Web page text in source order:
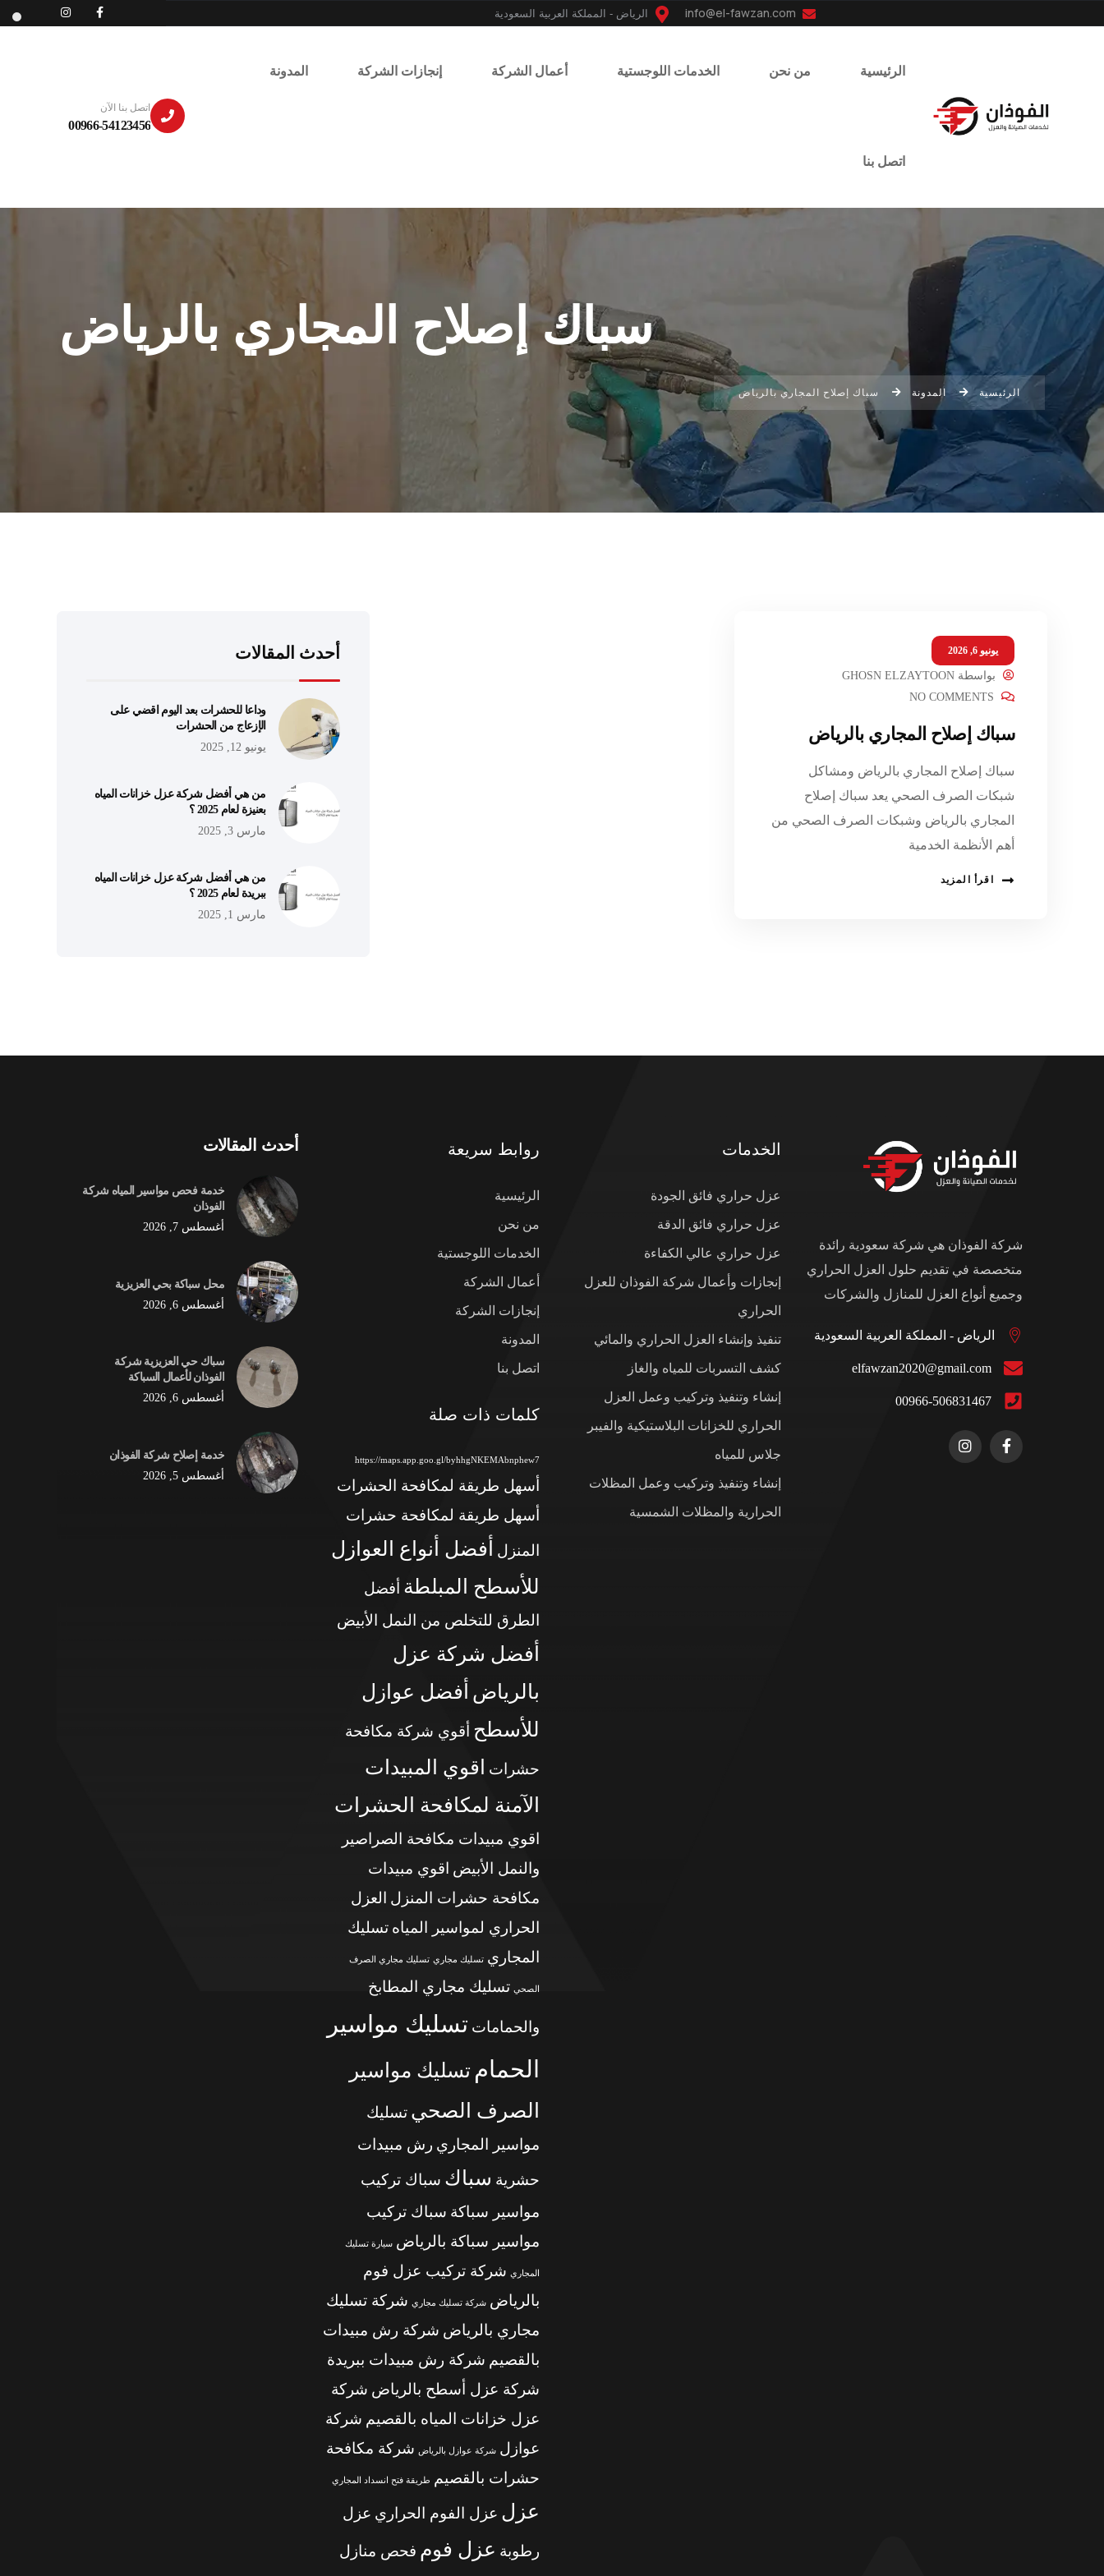
الرياض - المملكة العربية السعودية
الرئيسية من نحن الخدمات اللوجستية أعمال الشركة إنجازات الشركة المدونة
اتصل بنا
اتصل بنا الآن
00966-54123456
سباك إصلاح المجاري بالرياض
الرئيسية المدونة سباك إصلاح المجاري بالرياض
يونيو 6, 2026
بواسطة GHOSN ELZAYTOON
NO COMMENTS
سباك إصلاح المجاري بالرياض
سباك إصلاح المجاري بالرياض ومشاكل
شبكات الصرف الصحي يعد سباك إصلاح
المجاري بالرياض وشبكات الصرف الصحي من
أهم الأنظمة الخدمية
اقرأ المزيد
أحدث المقالات
وداعا للحشرات بعد اليوم اقضي على
الإزعاج من الحشرات
يونيو 12, 2025
من هي أفضل شركة عزل خزانات المياه
بعنيزة لعام 2025 ؟
مارس 3, 2025
من هي أفضل شركة عزل خزانات المياه
ببريدة لعام 2025 ؟
مارس 1, 2025
شركة الفوذان هي شركة سعودية رائدة
متخصصة في تقديم حلول العزل الحراري
وجميع أنواع العزل للمنازل والشركات
الرياض - المملكة العربية السعودية
elfawzan2020@gmail.com
00966-506831467
الخدمات
عزل حراري فائق الجودة
عزل حراري فائق الدقة
عزل حراري عالي الكفاءة
إنجازات وأعمال شركة الفوذان للعزل
الحراري
تنفيذ وإنشاء العزل الحراري والمائي
كشف التسربات للمياه والغاز
إنشاء وتنفيذ وتركيب وعمل العزل
الحراري للخزانات البلاستيكية والفيبر
جلاس للمياه
إنشاء وتنفيذ وتركيب وعمل المظلات
الحرارية والمظلات الشمسية
روابط سريعة
الرئيسية
من نحن
الخدمات اللوجستية
أعمال الشركة
إنجازات الشركة
المدونة
اتصل بنا
كلمات ذات صلة
https://maps.app.goo.gl/byhhgNKEMAbnphew7
أسهل طريقة لمكافحة الحشرات
أسهل طريقة لمكافحة حشرات
المنزل
أفضل أنواع العوازل
للأسطح المبلطة أفضل
الطرق للتخلص من النمل الأبيض
أفضل شركة عزل
بالرياض أفضل عوازل
للأسطح أقوي شركة مكافحة
حشرات
اقوي المبيدات
الآمنة لمكافحة الحشرات
اقوي مبيدات مكافحة الصراصير
والنمل الأبيض اقوي مبيدات
مكافحة حشرات المنزل العزل
الحراري لمواسير المياه تسليك
المجاري تسليك مجاري تسليك مجاري الصرف
الصحي تسليك مجاري المطابخ
والحمامات تسليك مواسير
الحمام تسليك مواسير
الصرف الصحي تسليك
مواسير المجاري رش مبيدات
حشرية سباك سباك تركيب
مواسير سباكة سباك تركيب
مواسير سباكة بالرياض سيارة تسليك
المجاري شركة تركيب عزل فوم
بالرياض شركة تسليك مجاري شركة تسليك
مجاري بالرياض شركة رش مبيدات
بالقصيم شركة رش مبيدات ببريدة
شركة عزل أسطح بالرياض شركة
عزل خزانات المياه بالقصيم شركة
عوازل شركة عوازل بالرياض شركة مكافحة
حشرات بالقصيم
طريقة فتح انسداد المجاري
عزل عزل الفوم الحراري عزل
رطوبة عزل فوم فحص منازل
أحدث المقالات
خدمة فحص مواسير المياه شركة
الفوذان
أغسطس 7, 2026
محل سباكة بحي العزيزية
أغسطس 6, 2026
سباك حي العزيزية شركة
الفوذان لأعمال السباكة
أغسطس 6, 2026
خدمة إصلاح شركة الفوذان
أغسطس 5, 2026